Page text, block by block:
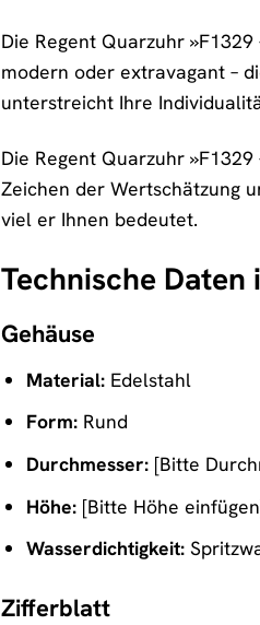
Die Regent Quarzuhr
modern oder extravagant –
unterstreicht Ihre
Die Regent Quarzuhr
Zeichen der Wertschätzung
viel er Ihnen bedeutet.
Technische Daten
Gehäuse
Material:Edelstahl
Form:Rund
Durchmesser:[Bitte
Höhe:[Bitte Höhe
Wasserdichtigkeit:
Zifferblatt